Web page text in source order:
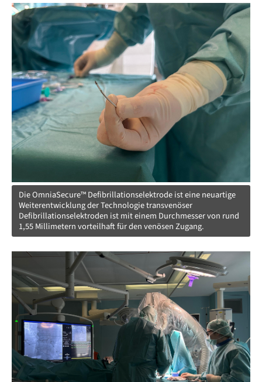
Die OmniaSecure™ Defibrillationselektrode ist eine neuartige
Weiterentwicklung der Technologie transvenöser
Defibrillationselektroden ist mit einem Durchmesser von rund
1,55 Millimetern vorteilhaft für den venösen Zugang.